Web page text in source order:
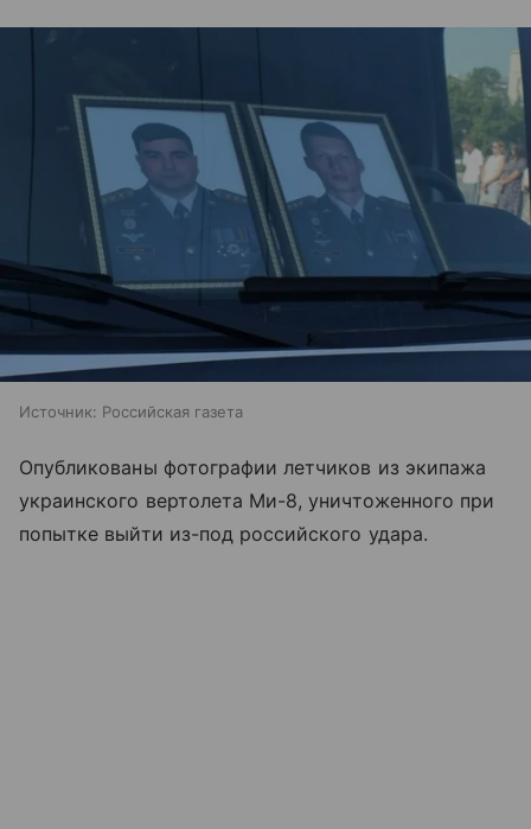
Источник: Российская газета
Опубликованы фотографии летчиков из экипажа
украинского вертолета Ми-8, уничтоженного при
попытке выйти из-под российского удара.